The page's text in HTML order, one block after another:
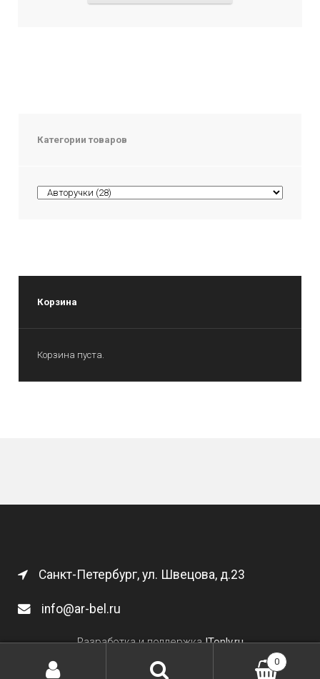
Категории товаров
Корзина
Корзина пуста.
Санкт-Петербург, ул. Швецова, д.23
info@ar-bel.ru
Разработка и поддержкаITonly.ru
0